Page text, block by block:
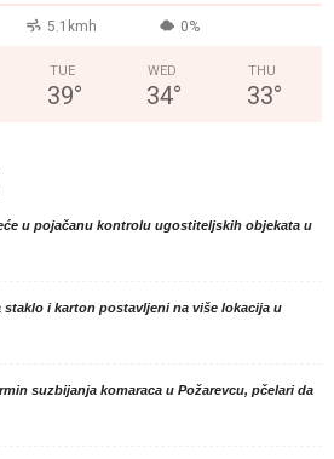
5.1kmh 0%
TUE
39°
WED
34°
THU
33°
u pojačanu kontrolu ugostiteljskih objekata u
staklo i karton postavljeni na više lokacija u
suzbijanja komaraca u Požarevcu, pčelari da